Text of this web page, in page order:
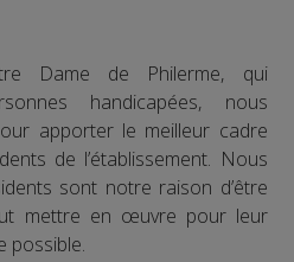
Dame de Philerme, qui
handicapées, nous
apporter le meilleur cadre
de l’établissement. Nous
sont notre raison d’être
mettre en œuvre pour leur
possible.